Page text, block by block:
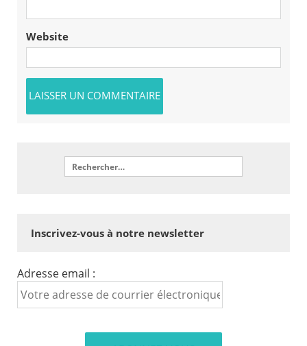
Website
Inscrivez-vous à notre newsletter
Adresse email :